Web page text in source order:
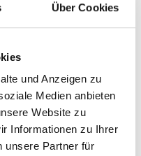
Über Cookies
und Anzeigen zu
Medien anbieten
Website zu
Informationen zu Ihrer
unsere Partner für